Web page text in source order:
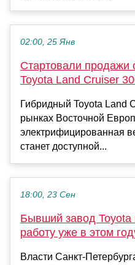
02:00, 25 Янв
Стартовали
Toyota Land Cruiser
Гибридный Toyota Land
рынках Восточной
электрифицированная
станет доступной...
18:00, 23 Сен
Бывший завод Toyota
работу уже в этом
Власти Санкт-